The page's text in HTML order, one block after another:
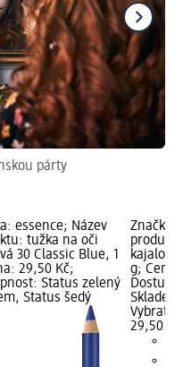
párty
essence; Název
tužka na oči
30 Classic Blue, 1
29,50 Kč;
Status zelený
Status šedý
Značka:
kajalová
g;
Vybrat
29,50 Kč